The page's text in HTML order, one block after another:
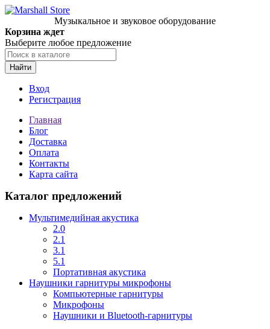
Музыкальное и звуковое оборудование
Корзина ждет
Выберите любое предложение
Найти
Вход
Регистрация
Главная
Блог
Доставка
Оплата
Контакты
Карта сайта
Каталог предложений
Мультимедийная акустика
2.0
2.1
3.1
5.1
Портативная акустика
Наушники гарнитуры микрофоны
Компьютерные гарнитуры
Микрофоны
Наушники и Bluetooth-гарнитуры